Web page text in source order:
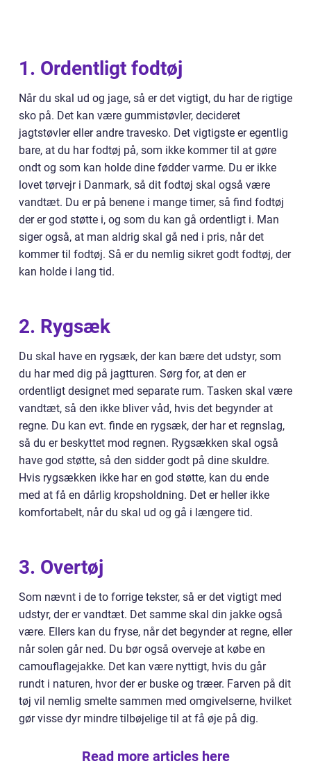
1. Ordentligt fodtøj
Når du skal ud og jage, så er det vigtigt, du har de rigtige
sko på. Det kan være gummistøvler, decideret
jagtstøvler eller andre travesko. Det vigtigste er egentlig
bare, at du har fodtøj på, som ikke kommer til at gøre
ondt og som kan holde dine fødder varme. Du er ikke
lovet tørvejr i Danmark, så dit fodtøj skal også være
vandtæt. Du er på benene i mange timer, så find fodtøj
der er god støtte i, og som du kan gå ordentligt i. Man
siger også, at man aldrig skal gå ned i pris, når det
kommer til fodtøj. Så er du nemlig sikret godt fodtøj, der
kan holde i lang tid.
2. Rygsæk
Du skal have en rygsæk, der kan bære det udstyr, som
du har med dig på jagtturen. Sørg for, at den er
ordentligt designet med separate rum. Tasken skal være
vandtæt, så den ikke bliver våd, hvis det begynder at
regne. Du kan evt. finde en rygsæk, der har et regnslag,
så du er beskyttet mod regnen. Rygsækken skal også
have god støtte, så den sidder godt på dine skuldre.
Hvis rygsækken ikke har en god støtte, kan du ende
med at få en dårlig kropsholdning. Det er heller ikke
komfortabelt, når du skal ud og gå i længere tid.
3. Overtøj
Som nævnt i de to forrige tekster, så er det vigtigt med
udstyr, der er vandtæt. Det samme skal din jakke også
være. Ellers kan du fryse, når det begynder at regne, eller
når solen går ned. Du bør også overveje at købe en
camouflagejakke. Det kan være nyttigt, hvis du går
rundt i naturen, hvor der er buske og træer. Farven på dit
tøj vil nemlig smelte sammen med omgivelserne, hvilket
gør visse dyr mindre tilbøjelige til at få øje på dig.
Read more articles here